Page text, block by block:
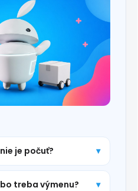
je počuť?
treba výmenu?